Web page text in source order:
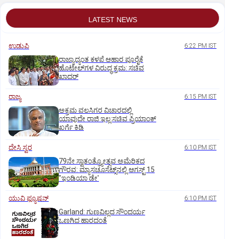
LATEST NEWS
ಉಡುಪಿ 6:22 PM IST
ರಾಜ್ಯಾದ್ಯಂತ ಕಳಪೆ ಆಹಾರ ಪೂರೈಕೆ
ಹೊಟೇಲ್‌ಗಳ ವಿರುದ್ಧ ಕ್ರಮ: ಸಚಿವ
ಖಾದರ್
ರಾಜ್ಯ 6:15 PM IST
ಅಕ್ರಮ ವಲಸಿಗರ ವಿಚಾರದಲ್ಲಿ
ಯಾವುದೇ ರಾಜಿ ಇಲ್ಲ:ಸಚಿವ ಪ್ರಿಯಾಂಕ್
ಖರ್ಗೆ ಕಿಡಿ
ದೇಸಿ ಸ್ವರ 6:10 PM IST
79ನೇ ಸ್ವಾತಂತ್ರ್ಯೋತ್ಸವ ಅಮೆರಿಕದ
ಗೌರವ: ಮ್ಯಾಸಚೂಸೆಟ್ಸ್‌ನಲ್ಲಿ ಆಗಸ್ಟ್‌ 15
"ಇಂಡಿಯಾ ಡೇ'
ಯುವಿ ಫ್ಯೂಷನ್ 6:10 PM IST
Garland: ಗುಣವಿಲ್ಲದ ಸೌಂದರ್ಯ
ಒಣಗಿದ ಹಾರದಂತೆ